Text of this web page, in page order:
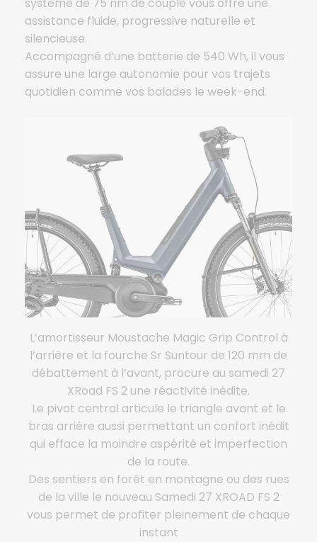
système de 75 nm de couple vous offre une
assistance fluide, progressive naturelle et
silencieuse.
Accompagné d’une batterie de 540 Wh, il vous
assure une large autonomie pour vos trajets
quotidien comme vos balades le week-end.
L’amortisseur Moustache Magic Grip Control à
l’arrière et la fourche Sr Suntour de 120 mm de
débattement à l’avant, procure au samedi 27
XRoad FS 2 une réactivité inédite.
Le pivot central articule le triangle avant et le
bras arrière aussi permettant un confort inédit
qui efface la moindre aspérité et imperfection
de la route.
Des sentiers en forêt en montagne ou des rues
de la ville le nouveau Samedi 27 XROAD FS 2
vous permet de profiter pleinement de chaque
instant